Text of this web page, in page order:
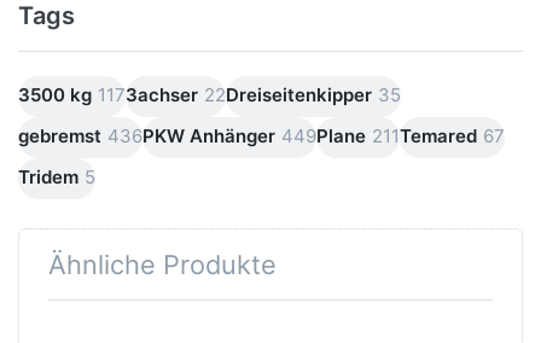
Tags
3500 kg 1173achser 22Dreiseitenkipper 35
gebremst 436PKW Anhänger 449Plane 211Temared 67
Tridem 5
Ähnliche Produkte